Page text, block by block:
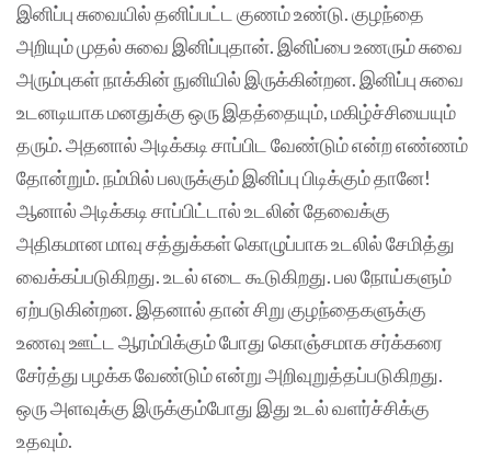
இனிப்பு சுவையில் தனிப்பட்ட குணம் உண்டு. குழந்தை
அறியும் முதல் சுவை இனிப்புதான். இனிப்பை உணரும் சுவை
அரும்புகள் நாக்கின் நுனியில் இருக்கின்றன. இனிப்பு சுவை
உடனடியாக மனதுக்கு ஒரு இதத்தையும், மகிழ்ச்சியையும்
தரும். அதனால் அடிக்கடி சாப்பிட வேண்டும் என்ற எண்ணம்
தோன்றும். நம்மில் பலருக்கும் இனிப்பு பிடிக்கும் தானே!
ஆனால் அடிக்கடி சாப்பிட்டால் உடலின் தேவைக்கு
அதிகமான மாவு சத்துக்கள் கொழுப்பாக உடலில் சேமித்து
வைக்கப்படுகிறது. உடல் எடை கூடுகிறது. பல நோய்களும்
ஏற்படுகின்றன. இதனால் தான் சிறு குழந்தைகளுக்கு
உணவு ஊட்ட ஆரம்பிக்கும் போது கொஞ்சமாக சர்க்கரை
சேர்த்து பழக்க வேண்டும் என்று அறிவுறுத்தப்படுகிறது.
ஒரு அளவுக்கு இருக்கும்போது இது உடல் வளர்ச்சிக்கு
உதவும்.